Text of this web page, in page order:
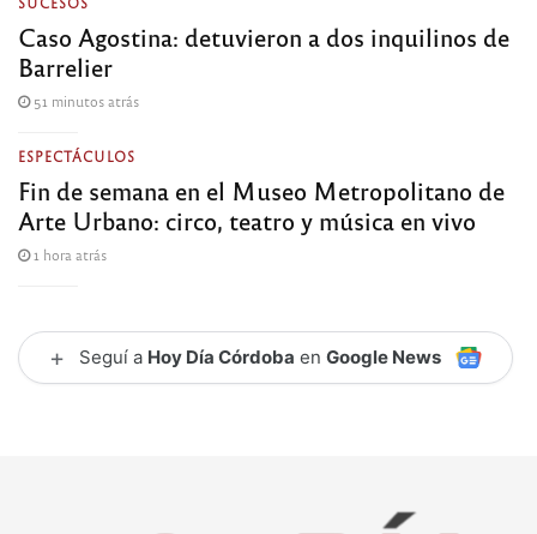
Caso Agostina: detuvieron a dos inquilinos de
Barrelier
51 minutos atrás
ESPECTÁCULOS
Fin de semana en el Museo Metropolitano de
Arte Urbano: circo, teatro y música en vivo
1 hora atrás
+ Seguí a Hoy Día Córdoba en Google News